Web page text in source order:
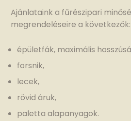
Ajánlataink a fűrészipari
megrendeléseire a következők:
épületfák, maximális
forsnik,
lecek,
rövid áruk,
paletta alapanyagok.